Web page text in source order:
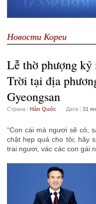
Новости Кореи
Lễ thờ phượng
Trời tại địa
Gyeongsan
Страна | Hàn Quốc Дата | 31
“Con cái mà ngươi sẽ có,
chật hẹp quá cho tôi; hãy
trai ngươi, vác các con gái